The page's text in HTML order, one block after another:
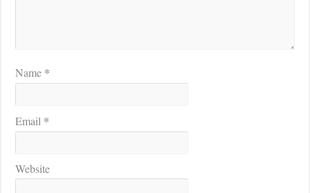
Name *
Email *
Website